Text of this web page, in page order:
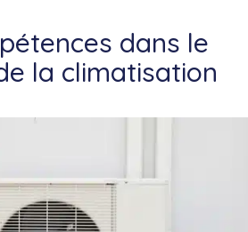
dans le
la climatisation